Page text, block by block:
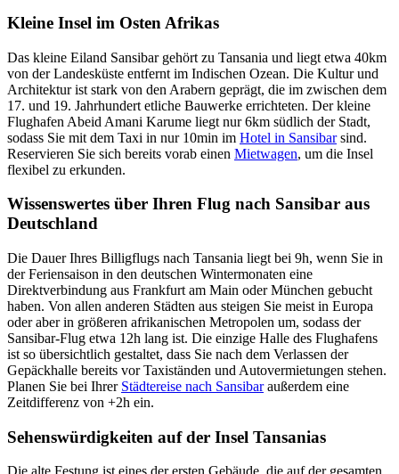
Kleine Insel im Osten Afrikas
Das kleine Eiland Sansibar gehört zu Tansania und liegt etwa 40km
von der Landesküste entfernt im Indischen Ozean. Die Kultur und
Architektur ist stark von den Arabern geprägt, die im zwischen dem
17. und 19. Jahrhundert etliche Bauwerke errichteten. Der kleine
Flughafen Abeid Amani Karume liegt nur 6km südlich der Stadt,
sodass Sie mit dem Taxi in nur 10min im Hotel in Sansibarsind.
Reservieren Sie sich bereits vorab einen Mietwagen, um die Insel
flexibel zu erkunden.
Wissenswertes über Ihren Flug nach Sansibar aus
Deutschland
Die Dauer Ihres Billigflugs nach Tansania liegt bei 9h, wenn Sie in
der Feriensaison in den deutschen Wintermonaten eine
Direktverbindung aus Frankfurt am Main oder München gebucht
haben. Von allen anderen Städten aus steigen Sie meist in Europa
oder aber in größeren afrikanischen Metropolen um, sodass der
Sansibar-Flug etwa 12h lang ist. Die einzige Halle des Flughafens
ist so übersichtlich gestaltet, dass Sie nach dem Verlassen der
Gepäckhalle bereits vor Taxiständen und Autovermietungen stehen.
Planen Sie bei Ihrer Städtereise nach Sansibaraußerdem eine
Zeitdifferenz von +2h ein.
Sehenswürdigkeiten auf der Insel Tansanias